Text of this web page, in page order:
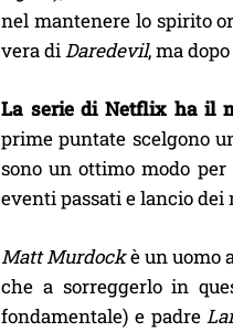
nel mantenere lo spirito
vera diDaredevil, ma
La serie di Netflix ha il
prime puntate scelgono
sono un ottimo modo
eventi passati e lancio
Matt Murdockè un uomo
che a sorreggerlo in
fondamentale) e padre